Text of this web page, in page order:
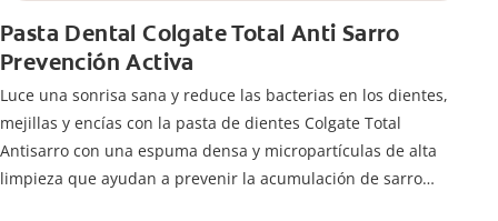
Pasta Dental Colgate Total Anti Sarro
Prevención Activa
Luce una sonrisa sana y reduce las bacterias en los dientes,
mejillas y encías con la pasta de dientes Colgate Total
Antisarro con una espuma densa y micropartículas de alta
limpieza que ayudan a prevenir la acumulación de sarro